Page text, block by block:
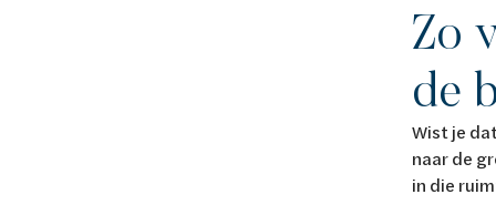
Zo
de
Wist je
naar de
in die